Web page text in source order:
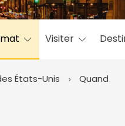
Visiter
États-Unis
Quand
Avril
Octobre